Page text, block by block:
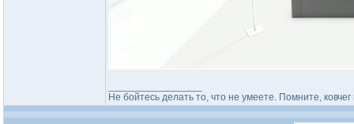
Не бойтесь делать то, что не умеете. Помните,